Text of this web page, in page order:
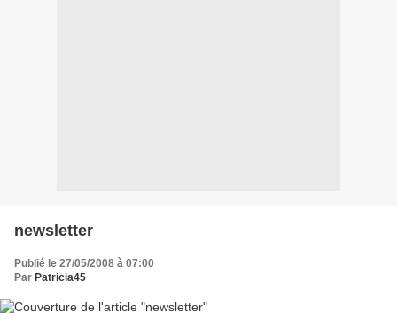
newsletter
Publié le 27/05/2008 à 07:00
Par Patricia45